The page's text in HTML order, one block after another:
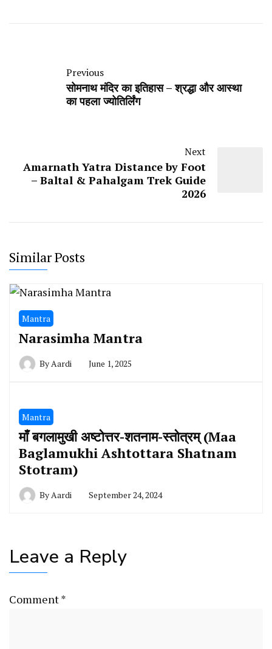
Previous
सोमनाथ मंदिर का इतिहास – श्रद्धा और आस्था
का पहला ज्योतिर्लिंग
Next
Amarnath Yatra Distance by Foot
– Baltal & Pahalgam Trek Guide
2026
Similar Posts
Mantra
Narasimha Mantra
ByAardi June 1, 2025
Mantra
माँ बगलामुखी अष्टोत्तर-शतनाम-स्तोत्रम् (Maa
Baglamukhi Ashtottara Shatnam
Stotram)
ByAardi September 24, 2024
Leave a Reply
Comment*